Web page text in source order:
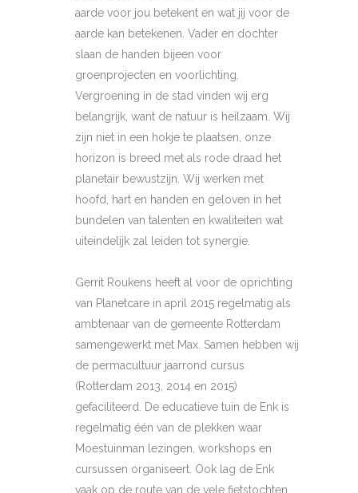
aarde voor jou betekent en wat jij voor de
aarde kan betekenen. Vader en dochter
slaan de handen bijeen voor
groenprojecten en voorlichting.
Vergroening in de stad vinden wij erg
belangrijk, want de natuur is heilzaam. Wij
zijn niet in een hokje te plaatsen, onze
horizon is breed met als rode draad het
planetair bewustzijn. Wij werken met
hoofd, hart en handen en geloven in het
bundelen van talenten en kwaliteiten wat
uiteindelijk zal leiden tot synergie.
Gerrit Roukens heeft al voor de oprichting
van Planetcare in april 2015 regelmatig als
ambtenaar van de gemeente Rotterdam
samengewerkt met Max. Samen hebben wij
de permacultuur jaarrond cursus
(Rotterdam 2013, 2014 en 2015)
gefaciliteerd. De educatieve tuin de Enk is
regelmatig één van de plekken waar
Moestuinman lezingen, workshops en
cursussen organiseert. Ook lag de Enk
vaak op de route van de vele fietstochten